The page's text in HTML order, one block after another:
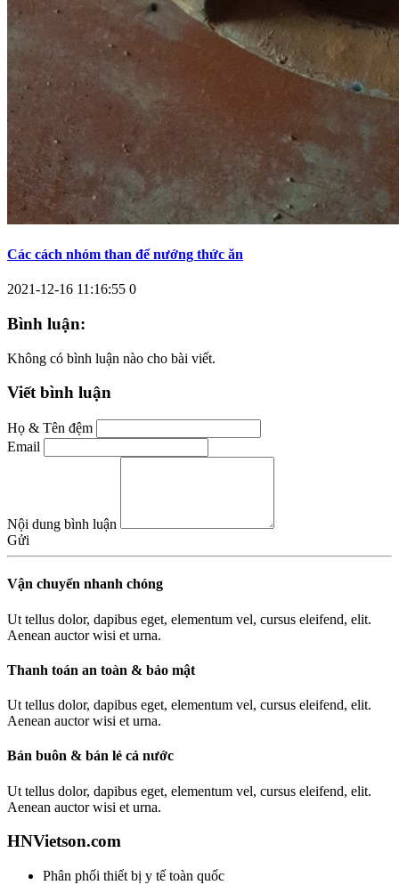
Các cách nhóm than để nướng thức ăn
2021-12-16 11:16:55 0
Bình luận:
Không có bình luận nào cho bài viết.
Viết bình luận
Họ & Tên đệm
Email
Nội dung bình luận
Gửi
Vận chuyển nhanh chóng
Ut tellus dolor, dapibus eget, elementum vel, cursus eleifend, elit.
Aenean auctor wisi et urna.
Thanh toán an toàn & bảo mật
Ut tellus dolor, dapibus eget, elementum vel, cursus eleifend, elit.
Aenean auctor wisi et urna.
Bán buôn & bán lẻ cả nước
Ut tellus dolor, dapibus eget, elementum vel, cursus eleifend, elit.
Aenean auctor wisi et urna.
HNVietson.com
Phân phối thiết bị y tế toàn quốc